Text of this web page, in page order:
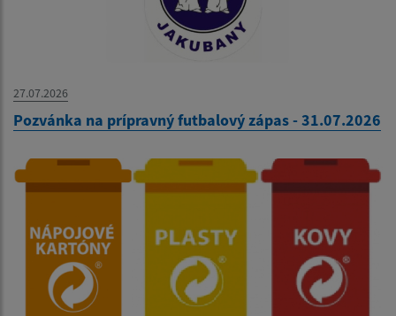
27.07.2026
Pozvánka na prípravný futbalový zápas - 31.07.2026